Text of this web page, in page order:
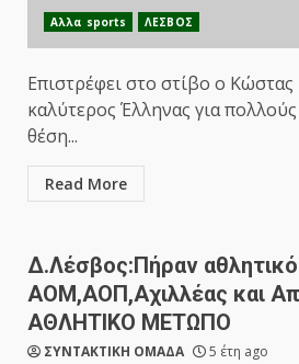
Αλλα sports ΛΕΣΒΟΣ
Επιστρέφει στο στίβο ο Κώστας
καλύτερος Έλληνας για
θέση...
Read More
Δ.Λέσβος:Πήραν αθλητικό
ΑΟΜ,ΑΟΠ,Αχιλλέας και
ΑΘΛΗΤΙΚΟ ΜΕΤΩΠΟ
ΣΥΝΤΑΚΤΙΚΗ ΟΜΑΔΑ 5 έτη ago